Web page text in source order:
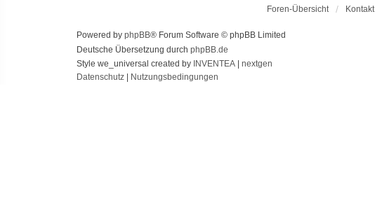
Foren-Übersicht Kontakt
Powered by phpBB® Forum Software © phpBB Limited
Deutsche Übersetzung durch phpBB.de
Style we_universal created by INVENTEA
nextgen
Datenschutz
Nutzungsbedingungen